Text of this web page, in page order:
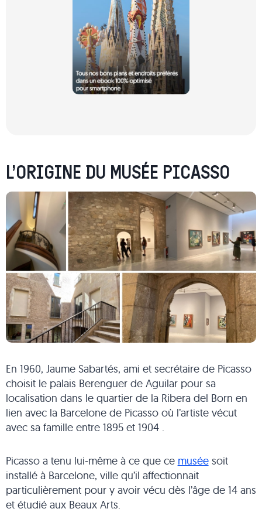
L’ORIGINE DU MUSÉE PICASSO
En 1960, Jaume Sabartés, ami et secrétaire de Picasso
choisit le palais Berenguer de Aguilar pour sa
localisation dans le quartier de la Ribera del Born en
lien avec la Barcelone de Picasso où l’artiste vécut
avec sa famille entre 1895 et 1904 .
Picasso a tenu lui-même à ce que ce muséesoit
installé à Barcelone, ville qu’il affectionnait
particulièrement pour y avoir vécu dès l’âge de 14 ans
et étudié aux Beaux Arts.